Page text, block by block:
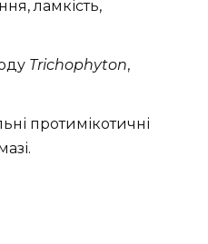
ламкість,
Trichophyton,
протимікотичні